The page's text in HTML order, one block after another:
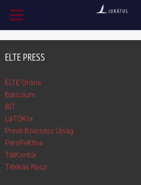
ELTE PRESS
ELTE Online
Bárczium
BIT
LáTÓKör
Presti Bölcsész Újság
PersPeKtíva
TátKontúr
Tétékás Nyúz